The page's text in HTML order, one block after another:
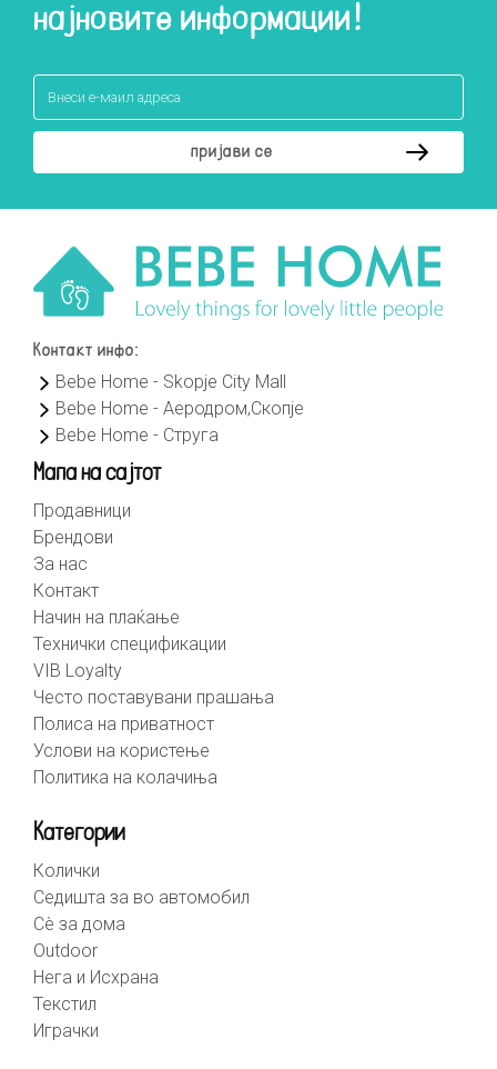
најновите информации!
Контакт инфо:
Bebe Home - Skopje City Mall
Bebe Home - Аеродром,Скопје
Bebe Home - Струга
Мапа на сајтот
Продавници
Брендови
За нас
Контакт
Начин на плаќање
Технички спецификации
VIB Loyalty
Често поставувани прашања
Полиса на приватност
Услови на користење
Политика на колачиња
Категории
Колички
Седишта за во автомобил
Сè за дома
Outdoor
Нега и Исхрана
Текстил
Играчки